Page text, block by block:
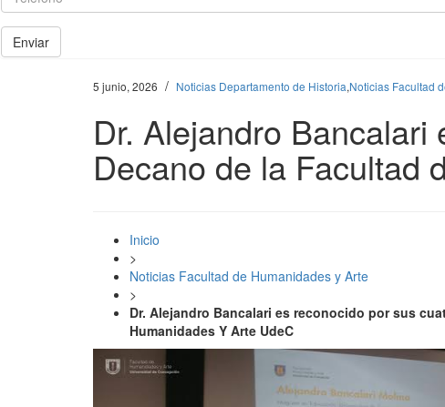
Enviar
5 junio, 2026 / Noticias Departamento de Historia,Noticias Facultad
Dr. Alejandro
Decano de la Facultad
Inicio
>
Noticias Facultad de Humanidades y Arte
>
Dr. Alejandro Bancalari es reconocido por sus
Humanidades Y Arte UdeC